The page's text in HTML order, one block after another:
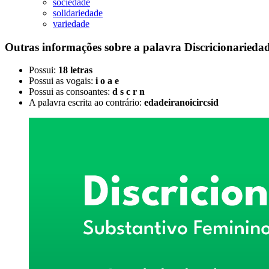
sociedade
solidariedade
variedade
Outras informações sobre a palavra
Possui: 18 letras
Possui as vogais: i o a e
Possui as consoantes: d s c r n
A palavra escrita ao contrário: edadeiranoicircsid